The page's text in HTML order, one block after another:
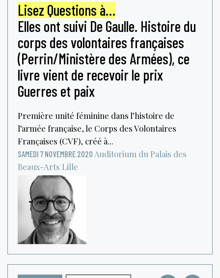
Lisez Questions à…
Elles ont suivi De Gaulle. Histoire du
corps des volontaires françaises
(Perrin/Ministère des Armées), ce
livre vient de recevoir le prix
Guerres et paix
Première unité féminine dans l’histoire de
l’armée française, le Corps des Volontaires
Françaises (CVF), créé à...
SAMEDI 7 NOVEMBRE 2020 Auditorium du Palais des
Beaux-Arts Lille